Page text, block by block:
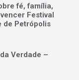
fé, família,
Festival
de Petrópolis
Verdade –